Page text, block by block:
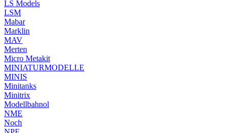
LS Models
LSM
Mabar
Marklin
MAV
Merten
Micro Metakit
MINIATURMODELLE
MINIS
Minitanks
Minitrix
Modellbahnol
NME
Noch